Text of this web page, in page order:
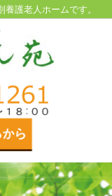
護老人ホームです。